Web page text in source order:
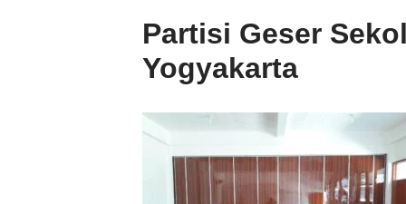
Partisi Geser
Yogyakarta